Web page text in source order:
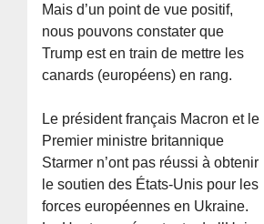
Mais d’un point de vue positif,
nous pouvons constater que
Trump est en train de mettre les
canards (européens) en rang.
Le président français Macron et le
Premier ministre britannique
Starmer n’ont pas réussi à obtenir
le soutien des États-Unis pour les
forces européennes en Ukraine.